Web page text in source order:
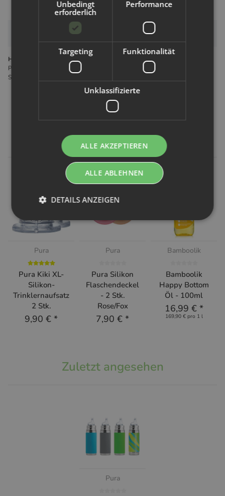
Hersteller gemäß GPSR
Pura Stainless LLC Pura Stainless 735 State Street Ste 229 CA 93101
Santa Barbara USA sales@innovation-mit-zukunft.eu
Kunden kauften dazu folgende
Artikel:
Pura
Pura Kiki XL-
Silikon-
Trinklernaufsatz
2 Stk.
9,90 € *
Pura
Pura Silikon
Flaschendeckel
- 2 Stk.
Rose/Fox
7,90 € *
Bamboolik
Bamboolik
Happy Bottom
Öl - 100ml
16,99 € *
169,90 € pro 1 l
Zuletzt angesehen
Pura
Unbedingt
erforderlich
Performance
Targeting Funktionalität
Unklassifizierte
ALLE AKZEPTIEREN
ALLE ABLEHNEN
DETAILS ANZEIGEN